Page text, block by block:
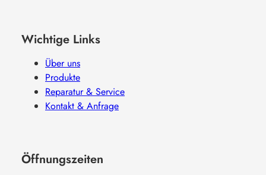
Wichtige Links
Über uns
Produkte
Reparatur & Service
Kontakt & Anfrage
Öffnungszeiten